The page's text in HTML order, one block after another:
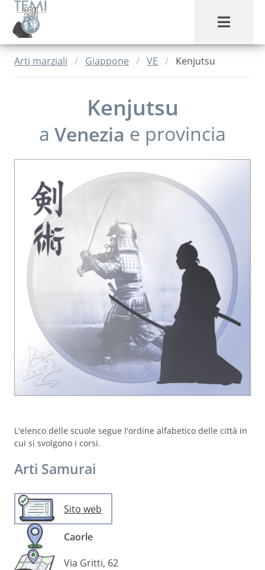
MENU
Arti marziali Giappone VE Kenjutsu
Kenjutsu
a Venezia e provincia
L'elenco delle scuole segue l'ordine alfabetico delle città in
cui si svolgono i corsi.
Arti Samurai
Sito web
Caorle
Via Gritti, 62